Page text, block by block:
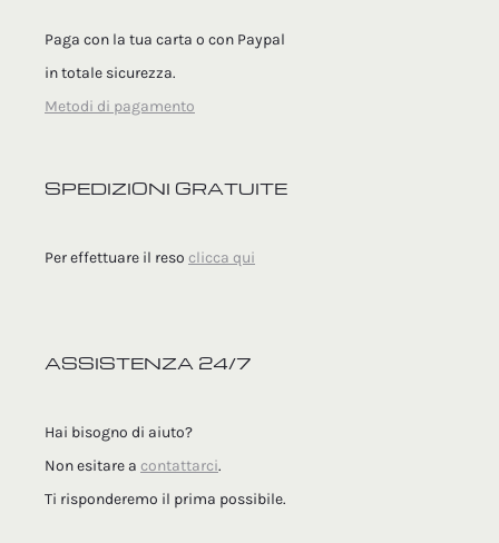
Paga con la tua carta o con Paypal
in totale sicurezza.
Metodi di pagamento
SPEDIZIONI GRATUITE
Per effettuare il reso clicca qui
ASSISTENZA 24/7
Hai bisogno di aiuto?
Non esitare a contattarci.
Ti risponderemo il prima possibile.